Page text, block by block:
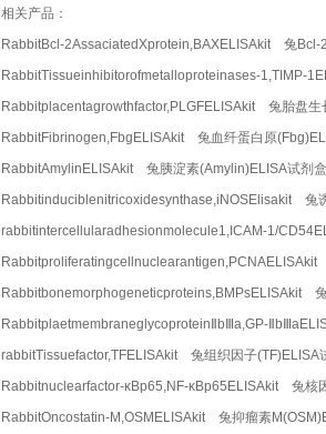
相关产品：
RabbitBcl-2AssaciatedXprotein,BAXELISAkit 兔Bcl-
RabbitTissueinhibitorofmetalloproteinases-1,TIMP-
Rabbitplacentagrowthfactor,PLGFELISAkit 兔胎盘生
RabbitFibrinogen,FbgELISAkit 兔血纤蛋白原
RabbitAmylinELISAkit 兔胰淀素(Amylin)ELISA试剂盒
Rabbitinduciblenitricoxidesynthase,iNOSElisakit 兔
rabbitintercellularadhesionmolecule1,ICAM-1/
Rabbitbonemorphogeneticproteins,BMPsELISAkit
RabbitplaetmembraneglycoproteinⅡbⅢa,GP-
rabbitTissuefactor,TFELISAkit 兔组织因子(TF)ELISA
Rabbitnuclearfactor-κBp65,NF-κBp65ELISAkit 兔核
RabbitOncostatin-M,OSMELISAkit 兔抑瘤素